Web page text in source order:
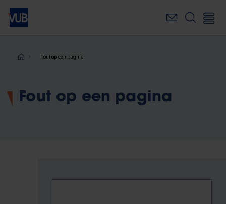
Overslaan
naar
inhoudKruimelpad
Fout op een pagina
Fout op een pagina